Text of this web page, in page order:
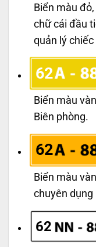
Biển màu
chữ cái đầu
quản lý chiếc
62
Biển màu
Biên phòng.
62
Biển màu
chuyên
62